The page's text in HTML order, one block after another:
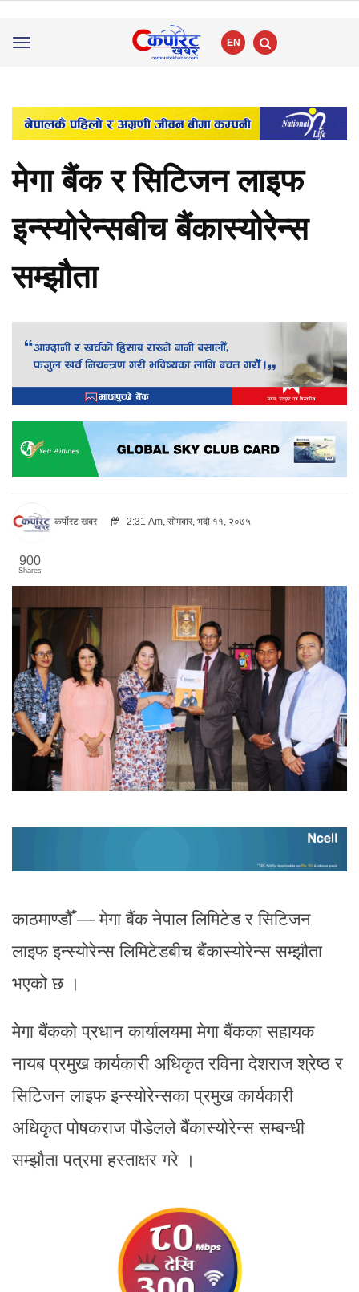
Toggle
EN
मेगा बैंक र सिटिजन लाइफ
इन्स्योरेन्सबीच बैंकास्योरेन्स
सम्झौता
कर्पोरट खबर 2:31 Am, सोमबार, भदौ ११, २०७५
900
Shares
काठमाण्डौँ — मेगा बैंक नेपाल लिमिटेड र सिटिजन
लाइफ इन्स्योरेन्स लिमिटेडबीच बैंकास्योरेन्स सम्झौता
भएको छ ।
मेगा बैंकको प्रधान कार्यालयमा मेगा बैंकका सहायक
नायब प्रमुख कार्यकारी अधिकृत रविना देशराज श्रेष्ठ र
सिटिजन लाइफ इन्स्योरेन्सका प्रमुख कार्यकारी
अधिकृत पोषकराज पौडेलले बैंकास्योरेन्स सम्बन्धी
सम्झौता पत्रमा हस्ताक्षर गरे ।